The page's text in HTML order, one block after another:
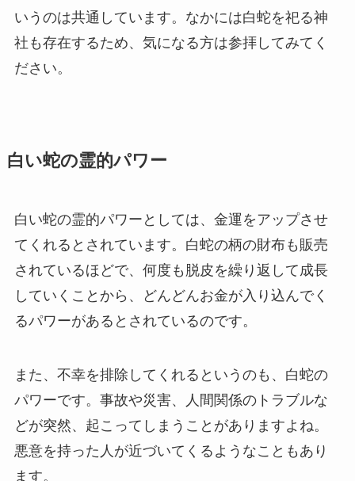
いうのは共通しています。なかには白蛇を祀る神
社も存在するため、気になる方は参拝してみてく
ださい。
白い蛇の霊的パワー
白い蛇の霊的パワーとしては、金運をアップさせ
てくれるとされています。白蛇の柄の財布も販売
されているほどで、何度も脱皮を繰り返して成長
していくことから、どんどんお金が入り込んでく
るパワーがあるとされているのです。
また、不幸を排除してくれるというのも、白蛇の
パワーです。事故や災害、人間関係のトラブルな
どが突然、起こってしまうことがありますよね。
悪意を持った人が近づいてくるようなこともあり
ます。